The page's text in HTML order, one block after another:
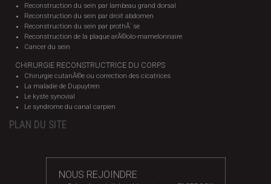
Reconstruction du sein par lambeau grand dorsal
Reconstruction du sein par droit abdomen
Reconstruction du sein par prothÃ¨se
Reconstruction de la plaque arÃ©olo-mamelonnaire
Cancer du sein
CHIRURGIE RECONSTRUCTRICE DU CORPS
Chirurgie cutanÃ©e ou correction des cicatrices
La maladie de Dupuytren
Le kyste synovial
Le syndrome du canal carpien
PLAN DU SITE
NOUS REJOINDRE